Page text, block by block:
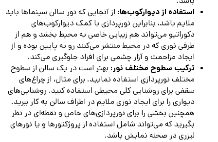
استفاده از دیوارکوب‌ها: از آنجایی که نور سالن سینماها باید
ملایم باشد، بنابراین نورپردازی با کمک دیوارکوب‌های
دکوراتیو می‌تواند هم زیبایی خاصی به محیط بخشد و هم از
طرفی نوری که در محیط منتشر می‌کنند رو به پایین بوده و از
ایجاد مزاحمت و آزار چشمی برای افراد جلوگیری می‌کند.
ترکیب سطوح مختلف نور: بهتر است در یک سالن از سطوح
مختلف نورپردازی استفاده نمایید. برای مثال، از چراغ‌های
سقفی برای روشنایی کلی محیطی استفاده کنید. روشنایی‌های
دیواری را برای ایجاد نوری ملایم در اطراف سالن به کار ببرید.
همچنین بخشی را برای نورپردازی‌های خاص و نقطه‌ای در نظر
بگیرید که می‌تواند شامل استفاده از پروژکتورها و یا نورهای
لیزری در صحنه نمایش باشد.